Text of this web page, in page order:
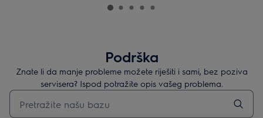
Podrška
Znate li da manje probleme možete riješiti i sami, bez poziva
servisera? Ispod potražite opis vašeg problema.
Upišite za pretraživanje članaka podrške